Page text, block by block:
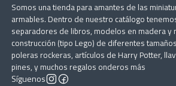
Somos una tienda para amantes de las
armables. Dentro de nuestro catálogo
separadores de libros, modelos en madera y
construcción (tipo Lego) de diferentes
poleras rockeras, artículos de Harry Potter,
pines, y muchos regalos onderos más
Síguenos